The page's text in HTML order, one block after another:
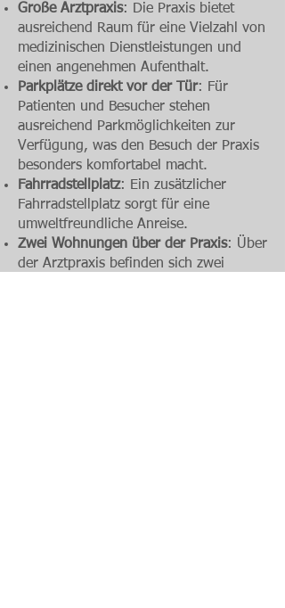
Große Arztpraxis: Die Praxis bietet
ausreichend Raum für eine Vielzahl von
medizinischen Dienstleistungen und
einen angenehmen Aufenthalt.
Parkplätze direkt vor der Tür: Für
Patienten und Besucher stehen
ausreichend Parkmöglichkeiten zur
Verfügung, was den Besuch der Praxis
besonders komfortabel macht.
Fahrradstellplatz: Ein zusätzlicher
Fahrradstellplatz sorgt für eine
umweltfreundliche Anreise.
Zwei Wohnungen über der Praxis: Über
der Arztpraxis befinden sich zwei